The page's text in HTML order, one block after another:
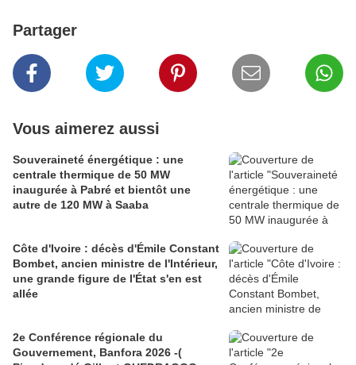
Partager
Vous aimerez aussi
Souveraineté énergétique : une
centrale thermique de 50 MW
inaugurée à Pabré et bientôt une
autre de 120 MW à Saaba
Côte d'Ivoire : décès d'Émile Constant
Bombet, ancien ministre de l'Intérieur,
une grande figure de l'État s'en est
allée
2e Conférence régionale du
Gouvernement, Banfora 2026 -(